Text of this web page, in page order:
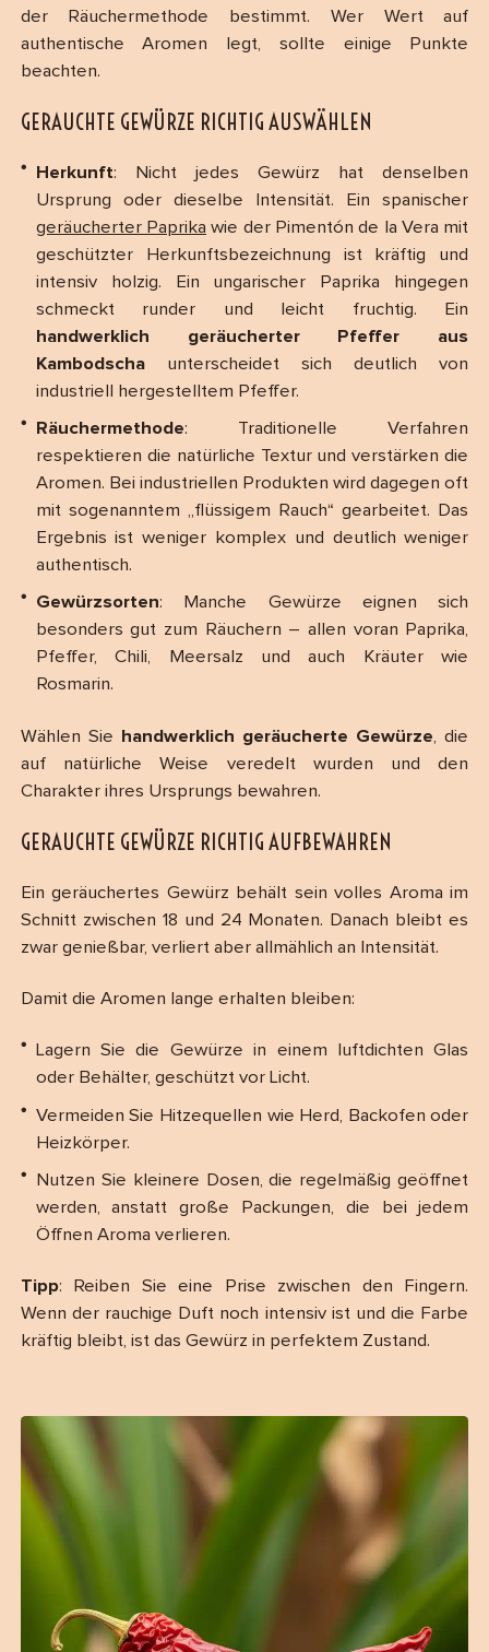
der Räuchermethode bestimmt. Wer Wert auf
authentische Aromen legt, sollte einige Punkte
beachten.
GERAUCHTE GEWÜRZE RICHTIG AUSWÄHLEN
Herkunft: Nicht jedes Gewürz hat denselben
Ursprung oder dieselbe Intensität. Ein spanischer
geräucherter Paprika wie der Pimentón de la Vera mit
geschützter Herkunftsbezeichnung ist kräftig und
intensiv holzig. Ein ungarischer Paprika hingegen
schmeckt runder und leicht fruchtig. Ein
handwerklich geräucherter Pfeffer aus
Kambodschaunterscheidet sich deutlich von
industriell hergestelltem Pfeffer.
Räuchermethode: Traditionelle Verfahren
respektieren die natürliche Textur und verstärken die
Aromen. Bei industriellen Produkten wird dagegen oft
mit sogenanntem „flüssigem Rauch“ gearbeitet. Das
Ergebnis ist weniger komplex und deutlich weniger
authentisch.
Gewürzsorten: Manche Gewürze eignen sich
besonders gut zum Räuchern – allen voran Paprika,
Pfeffer, Chili, Meersalz und auch Kräuter wie
Rosmarin.
Wählen Sie handwerklich geräucherte Gewürze, die
auf natürliche Weise veredelt wurden und den
Charakter ihres Ursprungs bewahren.
GERAUCHTE GEWÜRZE RICHTIG AUFBEWAHREN
Ein geräuchertes Gewürz behält sein volles Aroma im
Schnitt zwischen 18 und 24 Monaten. Danach bleibt es
zwar genießbar, verliert aber allmählich an Intensität.
Damit die Aromen lange erhalten bleiben:
Lagern Sie die Gewürze in einem luftdichten Glas
oder Behälter, geschützt vor Licht.
Vermeiden Sie Hitzequellen wie Herd, Backofen oder
Heizkörper.
Nutzen Sie kleinere Dosen, die regelmäßig geöffnet
werden, anstatt große Packungen, die bei jedem
Öffnen Aroma verlieren.
Tipp: Reiben Sie eine Prise zwischen den Fingern.
Wenn der rauchige Duft noch intensiv ist und die Farbe
kräftig bleibt, ist das Gewürz in perfektem Zustand.